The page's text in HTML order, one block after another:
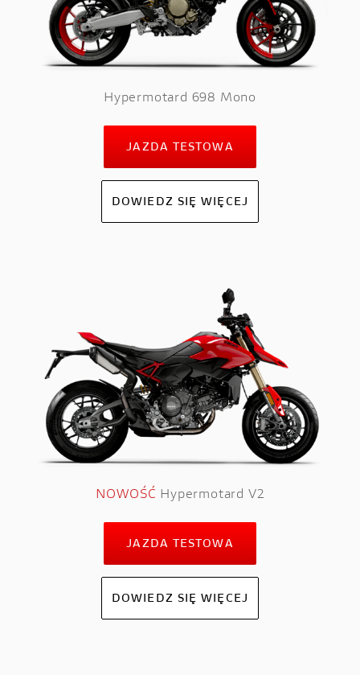
Hypermotard 698 Mono
JAZDA TESTOWA
DOWIEDZ SIĘ WIĘCEJ
NOWOŚĆ Hypermotard V2
JAZDA TESTOWA
DOWIEDZ SIĘ WIĘCEJ